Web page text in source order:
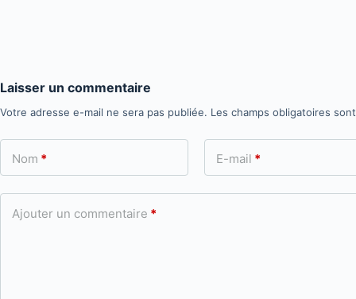
Laisser un commentaire
Votre adresse e-mail ne sera pas publiée. Les champs obligatoires
Nom * E-mail *
Ajouter un commentaire *